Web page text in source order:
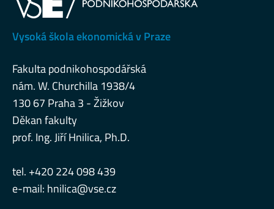
Vysoká škola ekonomická v Praze
Fakulta podnikohospodářská
nám. W. Churchilla 1938/4
130 67 Praha 3 - Žižkov
Děkan fakulty
prof. Ing. Jiří Hnilica, Ph.D.
tel. +420 224 098 439
e-mail: hnilica@vse.cz